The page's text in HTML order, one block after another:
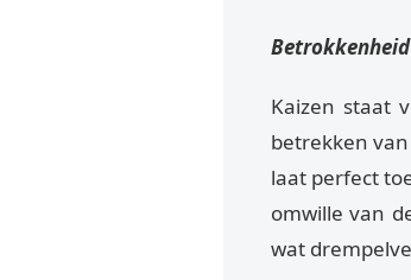
Kaizen staat
betrekken
laat perfect
omwille van
wat